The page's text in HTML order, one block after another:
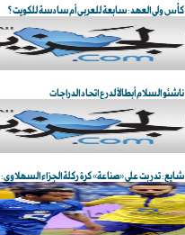
كأس ولي العهد: سابعة للعربي أم سادسة للكويت؟
ناشئو السلام أبطالاً لدرع اتحاد الدراجات
شايع: تدربت على «صناعة» كرة ركلة الجزاء السهلاوي: